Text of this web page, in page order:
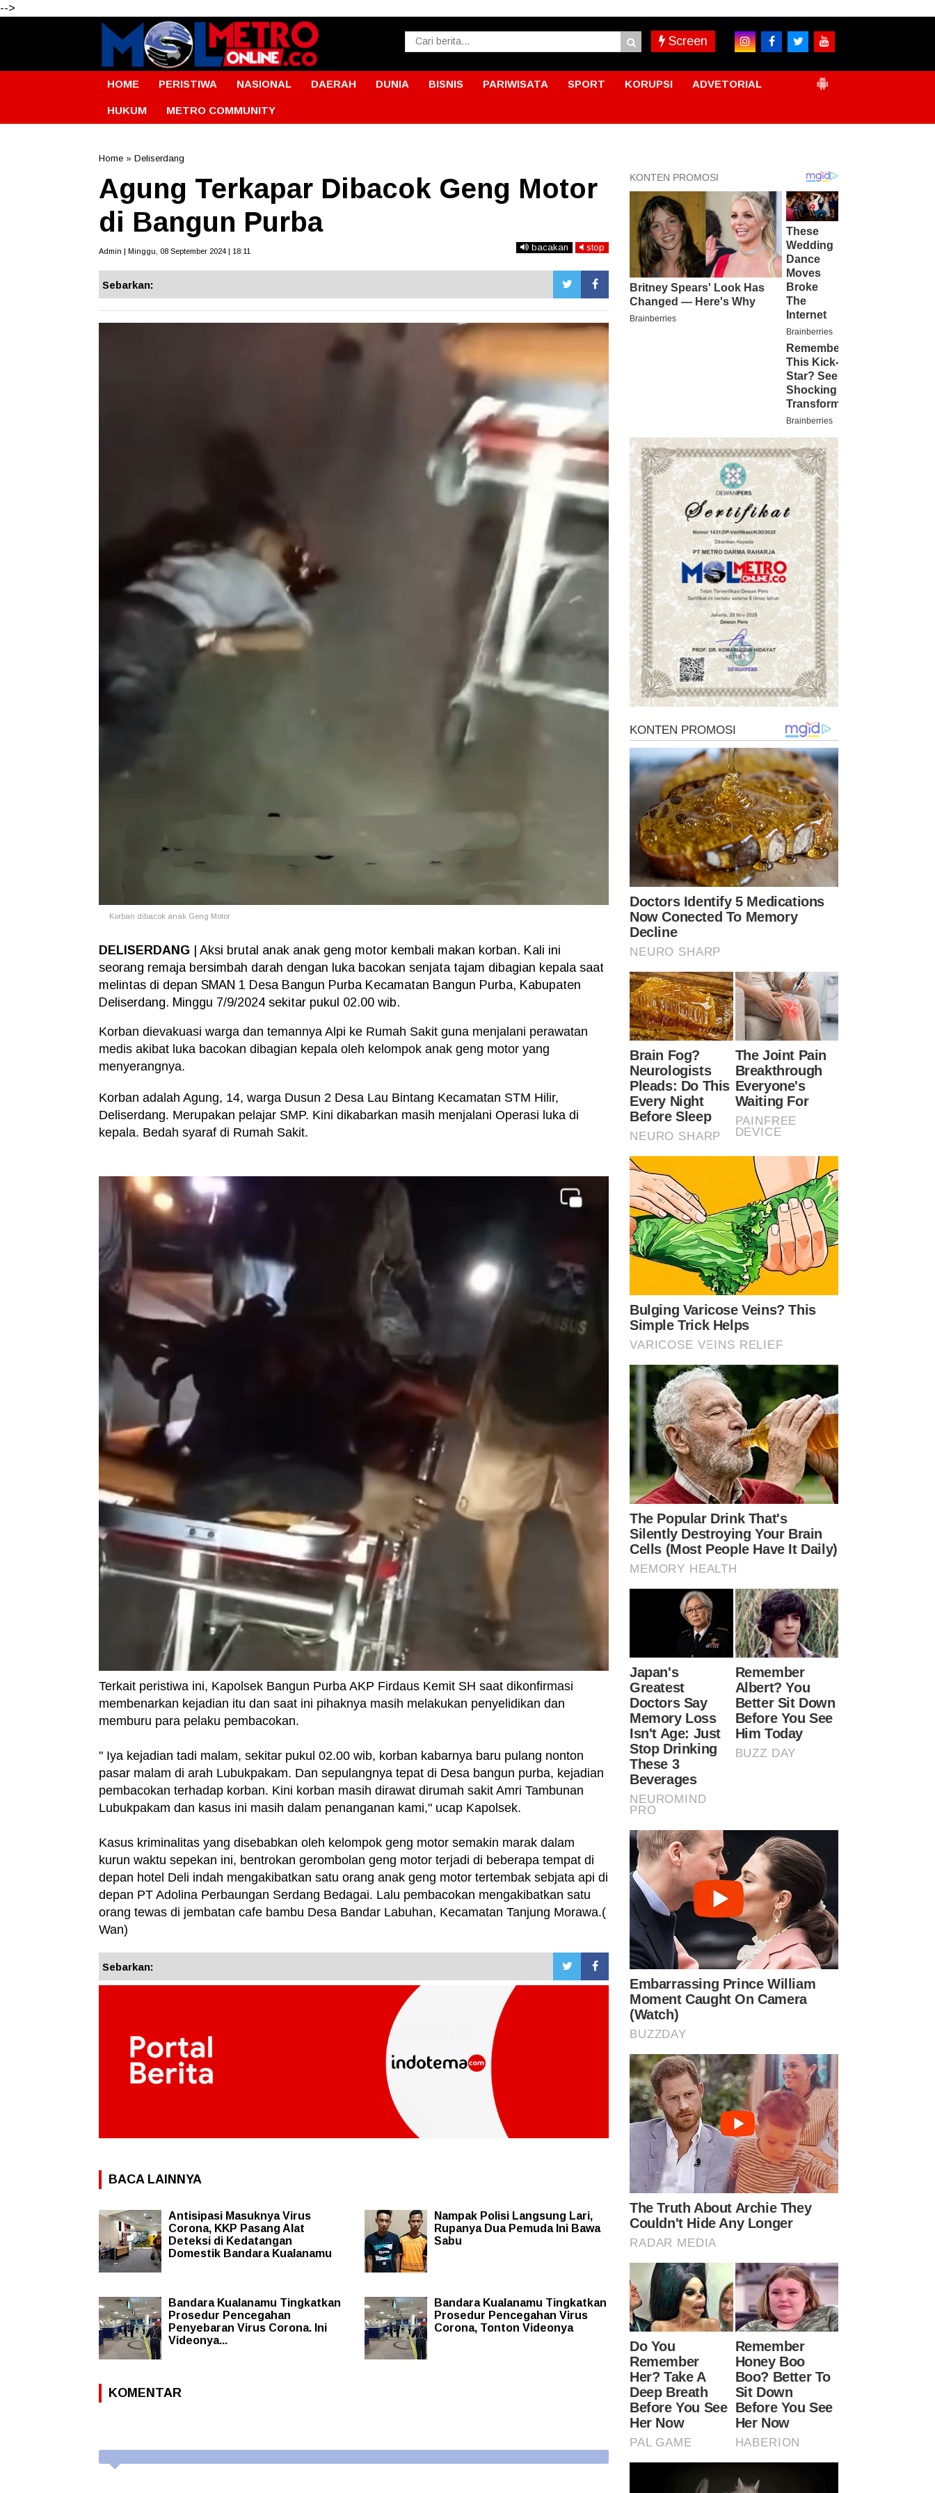
-->
Screen
HOME PERISTIWA NASIONAL DAERAH DUNIA BISNIS PARIWISATA SPORT KORUPSI ADVETORIAL
HUKUM METRO COMMUNITY
Home » Deliserdang
Agung Terkapar Dibacok Geng Motor
di Bangun Purba
Admin | Minggu, 08 September 2024 | 18:11 bacakan stop
Sebarkan:
Korban dibacok anak Geng Motor
DELISERDANG | Aksi brutal anak anak geng motor kembali makan korban. Kali ini
seorang remaja bersimbah darah dengan luka bacokan senjata tajam dibagian kepala saat
melintas di depan SMAN 1 Desa Bangun Purba Kecamatan Bangun Purba, Kabupaten
Deliserdang. Minggu 7/9/2024 sekitar pukul 02.00 wib.
Korban dievakuasi warga dan temannya Alpi ke Rumah Sakit guna menjalani perawatan
medis akibat luka bacokan dibagian kepala oleh kelompok anak geng motor yang
menyerangnya.
Korban adalah Agung, 14, warga Dusun 2 Desa Lau Bintang Kecamatan STM Hilir,
Deliserdang. Merupakan pelajar SMP. Kini dikabarkan masih menjalani Operasi luka di
kepala. Bedah syaraf di Rumah Sakit.
Terkait peristiwa ini, Kapolsek Bangun Purba AKP Firdaus Kemit SH saat dikonfirmasi
membenarkan kejadian itu dan saat ini pihaknya masih melakukan penyelidikan dan
memburu para pelaku pembacokan.
" Iya kejadian tadi malam, sekitar pukul 02.00 wib, korban kabarnya baru pulang nonton
pasar malam di arah Lubukpakam. Dan sepulangnya tepat di Desa bangun purba, kejadian
pembacokan terhadap korban. Kini korban masih dirawat dirumah sakit Amri Tambunan
Lubukpakam dan kasus ini masih dalam penanganan kami," ucap Kapolsek.
Kasus kriminalitas yang disebabkan oleh kelompok geng motor semakin marak dalam
kurun waktu sepekan ini, bentrokan gerombolan geng motor terjadi di beberapa tempat di
depan hotel Deli indah mengakibatkan satu orang anak geng motor tertembak sebjata api di
depan PT Adolina Perbaungan Serdang Bedagai. Lalu pembacokan mengakibatkan satu
orang tewas di jembatan cafe bambu Desa Bandar Labuhan, Kecamatan Tanjung Morawa.(
Wan)
Sebarkan:
BACA LAINNYA
Antisipasi Masuknya Virus
Corona, KKP Pasang Alat
Deteksi di Kedatangan
Domestik Bandara Kualanamu
Nampak Polisi Langsung Lari,
Rupanya Dua Pemuda Ini Bawa
Sabu
Bandara Kualanamu Tingkatkan
Prosedur Pencegahan
Penyebaran Virus Corona. Ini
Videonya...
Bandara Kualanamu Tingkatkan
Prosedur Pencegahan Virus
Corona, Tonton Videonya
KOMENTAR